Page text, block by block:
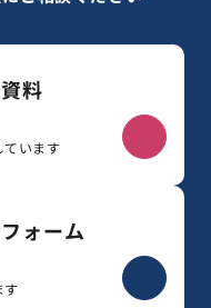
料
ています
ォーム
す